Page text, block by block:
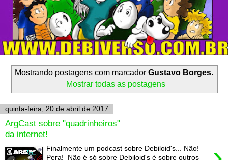
Mostrando postagens com marcador Gustavo Borges.
Mostrar todas as postagens
quinta-feira, 20 de abril de 2017
ArgCast sobre "quadrinheiros"
da internet!
Finalmente um podcast sobre Debiloid's... Não!
Pera! Não é só sobre Debiloid's é sobre outros